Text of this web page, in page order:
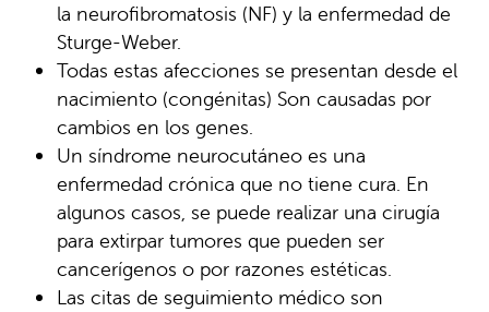
la neurofibromatosis (NF) y la enfermedad de
Sturge-Weber.
Todas estas afecciones se presentan desde el
nacimiento (congénitas) Son causadas por
cambios en los genes.
Un síndrome neurocutáneo es una
enfermedad crónica que no tiene cura. En
algunos casos, se puede realizar una cirugía
para extirpar tumores que pueden ser
cancerígenos o por razones estéticas.
Las citas de seguimiento médico son